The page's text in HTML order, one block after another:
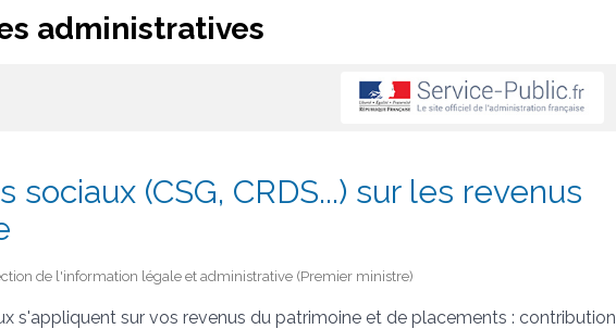
administratives
sociaux (CSG, CRDS...) sur les revenus
de l'information légale et administrative (Premier ministre)
s'appliquent sur vos revenus du patrimoine et de placements : contribution